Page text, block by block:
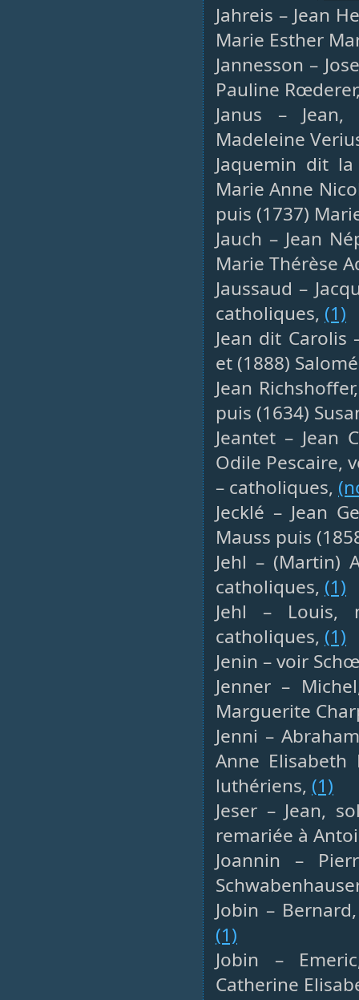
Jahreis – Jean
Marie Esther
Jannesson –
Pauline
Janus –
Madeleine
Jaquemin dit
Marie Anne
puis (1737)
Jauch – Jean
Marie Thérèse
Jaussaud –
catholiques, (1)
Jean dit Carolis
et (1888)
Jean
puis (1634)
Jeantet – Jean
Odile Pescaire,
– catholiques,
Jecklé – Jean
Mauss puis
Jehl – (Martin)
catholiques, (1)
Jehl – Louis,
catholiques, (1)
Jenin – voir
Jenner –
Marguerite
Jenni –
Anne Elisabeth
luthériens, (1)
Jeser – Jean,
remariée à
Joannin –
Jobin –
(1)
Jobin –
Catherine